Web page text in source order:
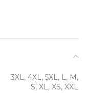
3XL, 4XL, 5XL, L, M,
S, XL, XS, XXL